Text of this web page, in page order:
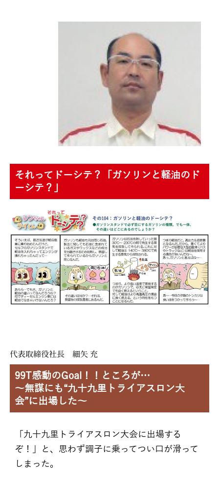
それってドーシテ？「ガソリンと軽油のド
ーシテ？」
代表取締役社長 細矢 充
99T感動のGoal！！ところが…
～無謀にも“九十九里トライアスロン大
会”に出場した～
「九十九里トライアスロン大会に出場する
ぞ！」と、思わず調子に乗ってつい口が滑って
しまった。